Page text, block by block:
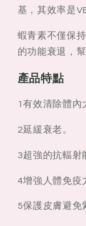
基，其效率是
蝦青素不僅保
的功能衰退，
產品特點
1有效清除體內
2延緩衰老。
3超強的抗輻射
4增強人體免疫
5保護皮膚避免